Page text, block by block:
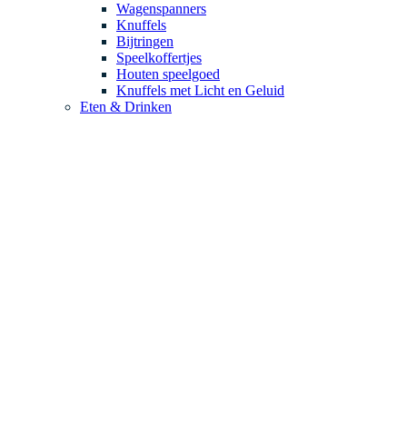
Wagenspanners
Knuffels
Bijtringen
Speelkoffertjes
Houten speelgoed
Knuffels met Licht en Geluid
Eten & Drinken